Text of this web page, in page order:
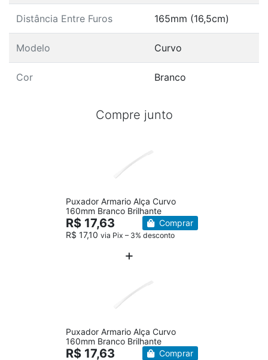
Distância Entre Furos 165mm (16,5cm)
Modelo Curvo
Cor Branco
Compre junto
Puxador Armario Alça Curvo
160mm Branco Brilhante
R$ 17,63
R$ 17,10 via Pix – 3% desconto
Comprar
Puxador Armario Alça Curvo
160mm Branco Brilhante
R$ 17,63 Comprar